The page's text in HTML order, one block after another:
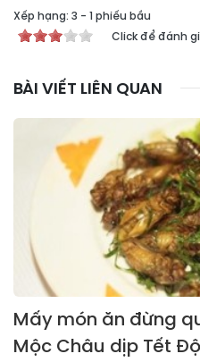
Xếp hạng: 3 - 1 phiếu bầu
Click để đánh
BÀI VIẾT LIÊN QUAN
Mấy món ăn đừng
Mộc Châu dịp Tết